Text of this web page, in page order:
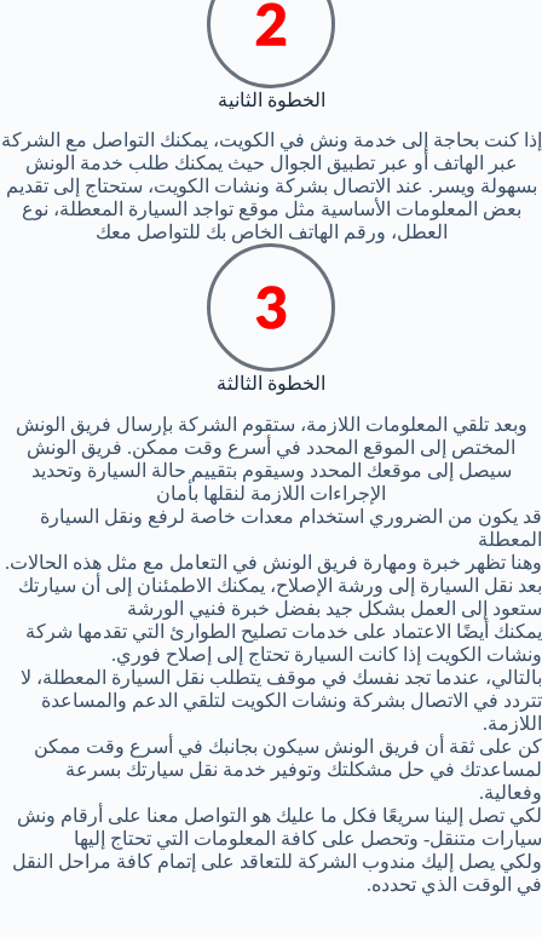
الخطوة الثانية
إذا كنت بحاجة إلى خدمة ونش في الكويت، يمكنك التواصل مع الشركة
عبر الهاتف أو عبر تطبيق الجوال حيث يمكنك طلب خدمة الونش
بسهولة ويسر. عند الاتصال بشركة ونشات الكويت، ستحتاج إلى تقديم
بعض المعلومات الأساسية مثل موقع تواجد السيارة المعطلة، نوع
العطل، ورقم الهاتف الخاص بك للتواصل معك
الخطوة الثالثة
وبعد تلقي المعلومات اللازمة، ستقوم الشركة بإرسال فريق الونش
المختص إلى الموقع المحدد في أسرع وقت ممكن. فريق الونش
سيصل إلى موقعك المحدد وسيقوم بتقييم حالة السيارة وتحديد
الإجراءات اللازمة لنقلها بأمان
قد يكون من الضروري استخدام معدات خاصة لرفع ونقل السيارة
المعطلة
وهنا تظهر خبرة ومهارة فريق الونش في التعامل مع مثل هذه الحالات.
بعد نقل السيارة إلى ورشة الإصلاح، يمكنك الاطمئنان إلى أن سيارتك
ستعود إلى العمل بشكل جيد بفضل خبرة فنيي الورشة
يمكنك أيضًا الاعتماد على خدمات تصليح الطوارئ التي تقدمها شركة
ونشات الكويت إذا كانت السيارة تحتاج إلى إصلاح فوري.
بالتالي، عندما تجد نفسك في موقف يتطلب نقل السيارة المعطلة، لا
تتردد في الاتصال بشركة ونشات الكويت لتلقي الدعم والمساعدة
اللازمة.
كن على ثقة أن فريق الونش سيكون بجانبك في أسرع وقت ممكن
لمساعدتك في حل مشكلتك وتوفير خدمة نقل سيارتك بسرعة
وفعالية.
لكي تصل إلينا سريعًا فكل ما عليك هو التواصل معنا على أرقام ونش
سيارات متنقل- وتحصل على كافة المعلومات التي تحتاج إليها
ولكي يصل إليك مندوب الشركة للتعاقد على إتمام كافة مراحل النقل
في الوقت الذي تحدده.